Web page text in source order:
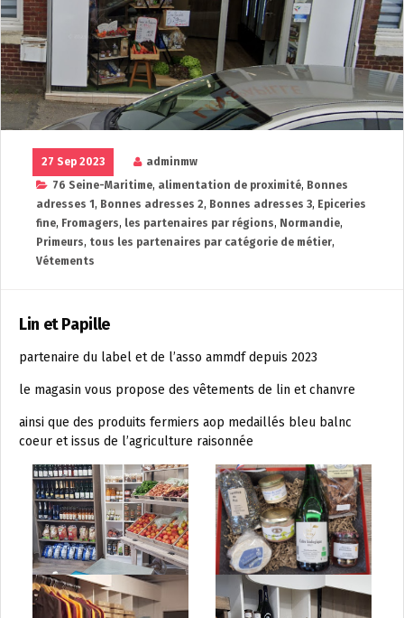
27 Sep 2023
adminmw
76 Seine-Maritime, alimentation de proximité, Bonnes
adresses 1 , Bonnes adresses 2, Bonnes adresses 3, Epiceries
fine, Fromagers, les partenaires par régions, Normandie,
Primeurs, tous les partenaires par catégorie de métier,
Vétements
Lin et Papille
partenaire du label et de l’asso ammdf depuis 2023
le magasin vous propose des vêtements de lin et chanvre
ainsi que des produits fermiers aop medaillés bleu balnc
coeur et issus de l’agriculture raisonnée